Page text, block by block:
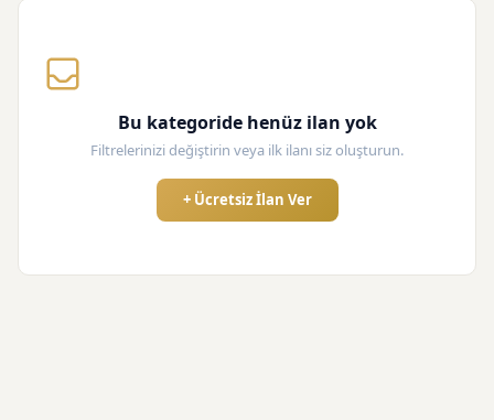
Bu kategoride henüz ilan yok
Filtrelerinizi değiştirin veya ilk ilanı siz oluşturun.
+ Ücretsiz İlan Ver